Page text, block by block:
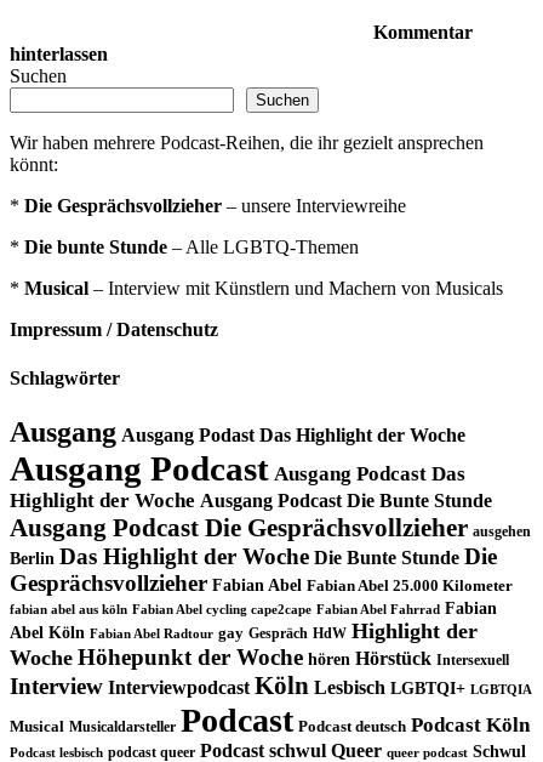
Kommentar
hinterlassen
Suchen
Suchen
Wir haben mehrere Podcast-Reihen, die ihr gezielt ansprechen
könnt:
* Die Gesprächsvollzieher – unsere Interviewreihe
* Die bunte Stunde – Alle LGBTQ-Themen
* Musical – Interview mit Künstlern und Machern von Musicals
Impressum / Datenschutz
Schlagwörter
Ausgang Ausgang Podast Das Highlight der Woche
Ausgang Podcast Ausgang Podcast Das
Highlight der Woche Ausgang Podcast Die Bunte Stunde
Ausgang Podcast Die Gesprächsvollzieher ausgehen
Berlin Das Highlight der Woche Die Bunte Stunde Die
Gesprächsvollzieher Fabian Abel Fabian Abel 25.000 Kilometer
fabian abel aus köln Fabian Abel cycling cape2cape Fabian Abel Fahrrad Fabian
Abel Köln Fabian Abel Radtour gay Gespräch HdW Highlight der
Woche Höhepunkt der Woche hören Hörstück Intersexuell
Interview Interviewpodcast Köln Lesbisch LGBTQI+ LGBTQIA
Musical Musicaldarsteller Podcast Podcast deutsch Podcast Köln
Podcast lesbisch podcast queer Podcast schwul Queer queer podcast Schwul